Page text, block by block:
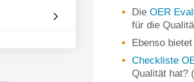
Die OER
für die
Ebenso
Checkliste
Qualität hat?